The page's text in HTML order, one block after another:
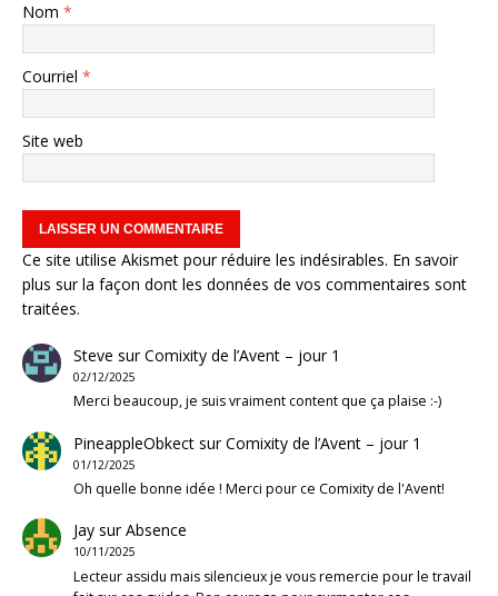
Nom *
Courriel *
Site web
Ce site utilise Akismet pour réduire les indésirables. En savoir
plus sur la façon dont les données de vos commentaires sont
traitées.
Steve surComixity de l’Avent – jour 1
02/12/2025
Merci beaucoup, je suis vraiment content que ça plaise :-)
PineappleObkectsurComixity de l’Avent – jour 1
01/12/2025
Oh quelle bonne idée ! Merci pour ce Comixity de l'Avent!
JaysurAbsence
10/11/2025
Lecteur assidu mais silencieux je vous remercie pour le travail